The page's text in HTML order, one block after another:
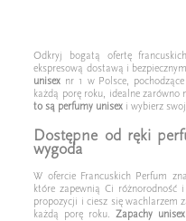
Odkryj bogatą ofertę
ekspresową dostawą i
unisex nr 1 w Polsce,
każdą porę roku, idealne zarówno
to są perfumy unisex i wybierz
Dostępne od ręki
wygoda
W ofercie Francuskich Perfum
które zapewnią Ci różnorodność
propozycji i ciesz się wachlarzem
każdą porę roku.Zapachy unisex